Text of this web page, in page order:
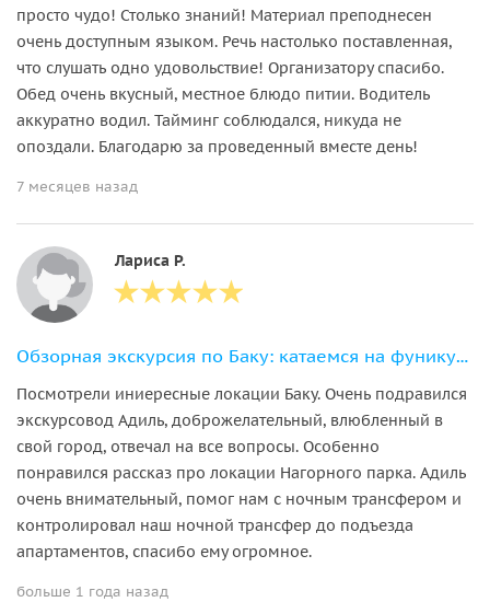
просто чудо! Столько знаний! Материал преподнесен
очень доступным языком. Речь настолько поставленная,
что слушать одно удовольствие! Организатору спасибо.
Обед очень вкусный, местное блюдо питии. Водитель
аккуратно водил. Тайминг соблюдался, никуда не
опоздали. Благодарю за проведенный вместе день!
7 месяцев назад
Лариса Р.
Обзорная экскурсия по Баку: катаемся на фуникулёре и колесе обозрения!
Посмотрели иниересные локации Баку. Очень подравился
экскурсовод Адиль, доброжелательный, влюбленный в
свой город, отвечал на все вопросы. Особенно
понравился рассказ про локации Нагорного парка. Адиль
очень внимательный, помог нам с ночным трансфером и
контролировал наш ночной трансфер до подъезда
апартаментов, спасибо ему огромное.
больше 1 года назад